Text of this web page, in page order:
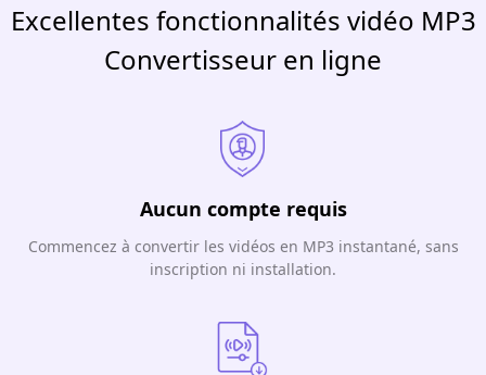
Excellentes fonctionnalités vidéo MP3
Convertisseur en ligne
Aucun compte requis
Commencez à convertir les vidéos en MP3 instantané, sans
inscription ni installation.